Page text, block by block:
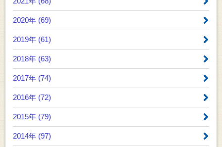
2020年 (69)
2019年 (61)
2018年 (63)
2017年 (74)
2016年 (72)
2015年 (79)
2014年 (97)